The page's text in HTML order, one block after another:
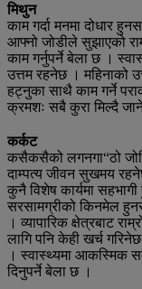
मिथुन
काम गर्दा मनमा दोधार
आफ्नो जोडीले सुझाएको
काम गर्नुपर्ने बेला छ ।
उत्तम रहनेछ । महिनाको
हट्नुका साथै काम गर्ने
क्रमशः सबै कुरा मिल्दै
कर्कट
कसैकसैको लगनगा“ठो
दाम्पत्य जीवन सुखमय
कुनै विशेष कार्यमा
सरसामग्रीको किनमेल
। व्यापारिक क्षेत्रबाट
लागि पनि केही खर्च
। स्वास्थ्यमा आकस्मिक
दिनुपर्ने बेला छ ।